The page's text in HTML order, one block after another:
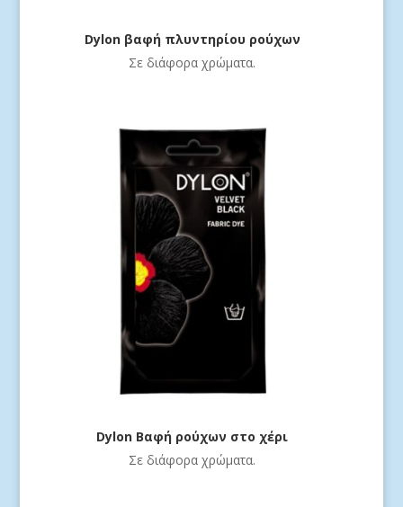
Dylon βαφή πλυντηρίου ρούχων
Σε διάφορα χρώματα.
Dylon Βαφή ρούχων στο χέρι
Σε διάφορα χρώματα.